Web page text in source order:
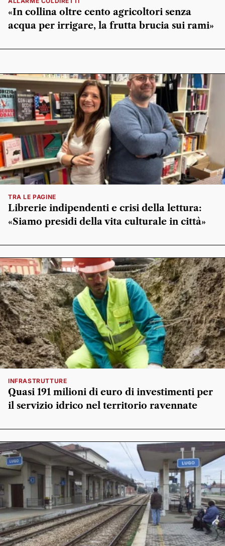
«In collina oltre cento agricoltori senza
acqua per irrigare, la frutta brucia sui rami»
TRA LE PAGINE
Librerie indipendenti e crisi della lettura:
«Siamo presidi della vita culturale in città»
INFRASTRUTTURE
Quasi 191 milioni di euro di investimenti per
il servizio idrico nel territorio ravennate